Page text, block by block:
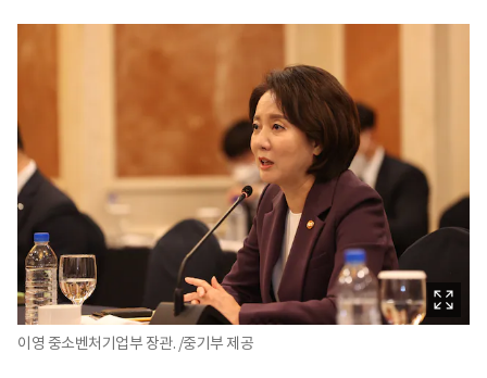
이영 중소벤처기업부 장관. /중기부 제공